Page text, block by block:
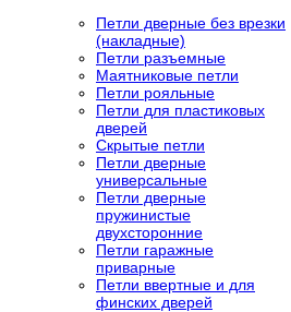
Петли дверные без врезки
(накладные)
Петли разъемные
Маятниковые петли
Петли рояльные
Петли для пластиковых
дверей
Скрытые петли
Петли дверные
универсальные
Петли дверные
пружинистые
двухсторонние
Петли гаражные
приварные
Петли ввертные и для
финских дверей